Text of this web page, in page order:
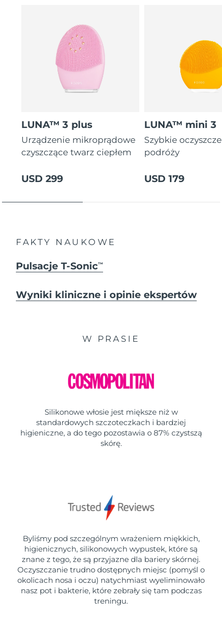
LUNA™ 3 plus
Urządzenie mikroprądowe
czyszczące twarz ciepłem
USD 299
LUNA™ mini 3
Szybkie
podróży
USD 179
FAKTY NAUKOWE
Pulsacje T-SonicTM
Wyniki kliniczne i opinie ekspertów
W PRASIE
Silikonowe włosie jest miększe niż w
standardowych szczoteczkach i bardziej
higieniczne, a do tego pozostawia o 87% czystszą
skórę.
Byliśmy pod szczególnym wrażeniem miękkich,
higienicznych, silikonowych wypustek, które są
znane z tego, że są przyjazne dla bariery skórnej.
Oczyszczanie trudno dostępnych miejsc (pomyśl o
okolicach nosa i oczu) natychmiast wyeliminowało
nasz pot i bakterie, które zebrały się tam podczas
treningu.